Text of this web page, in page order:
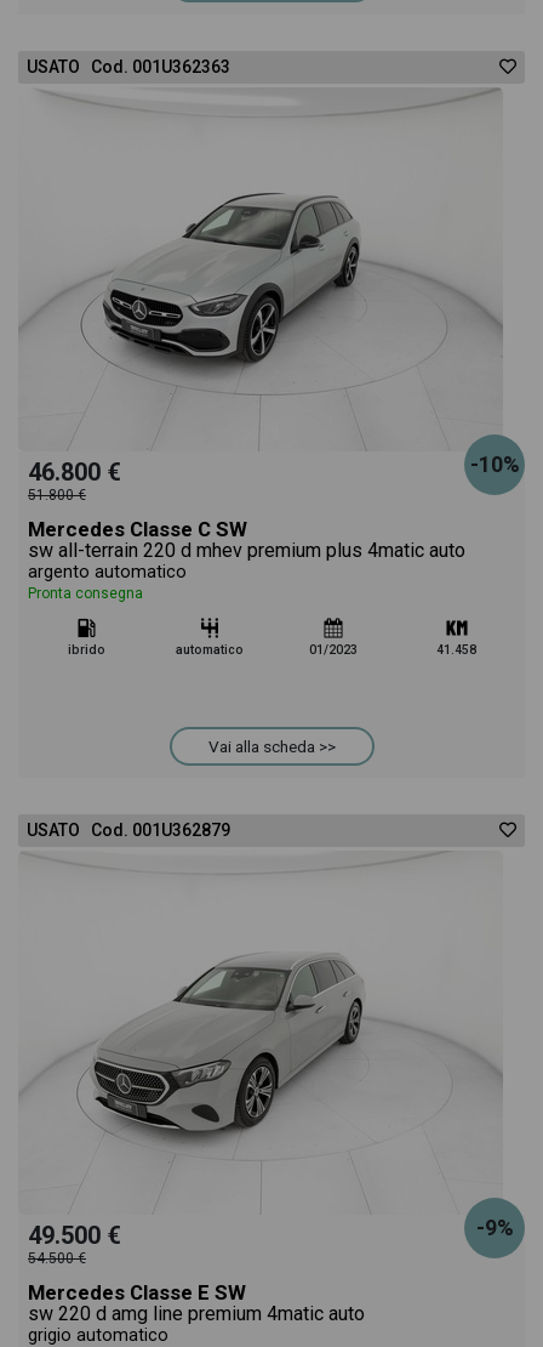
USATO Cod. 001U362363
-10%
46.800 €
51.800 €
Mercedes Classe C SW
sw all-terrain 220 d mhev premium plus 4matic auto
argento automatico
Pronta consegna
ibrido automatico 01/2023 41.458
Vai alla scheda >>
USATO Cod. 001U362879
-9%
49.500 €
54.500 €
Mercedes Classe E SW
sw 220 d amg line premium 4matic auto
grigio automatico